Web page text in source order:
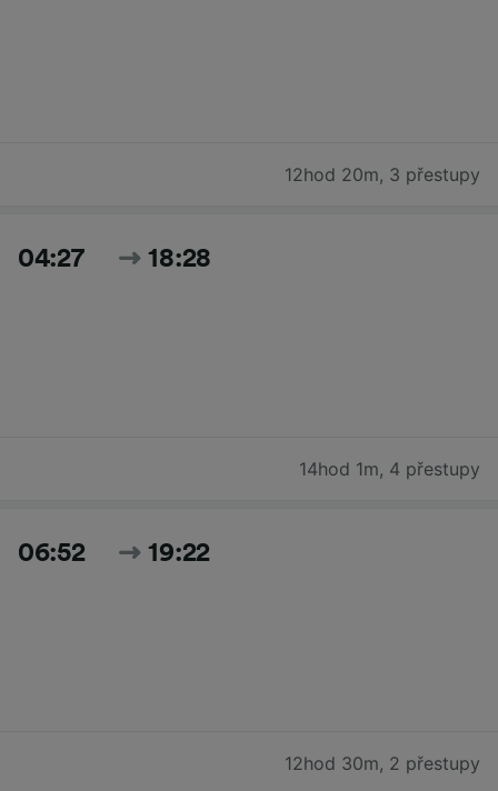
12hod 20m, 3 přestupy
04:27 18:28
14hod 1m, 4 přestupy
06:52 19:22
12hod 30m, 2 přestupy